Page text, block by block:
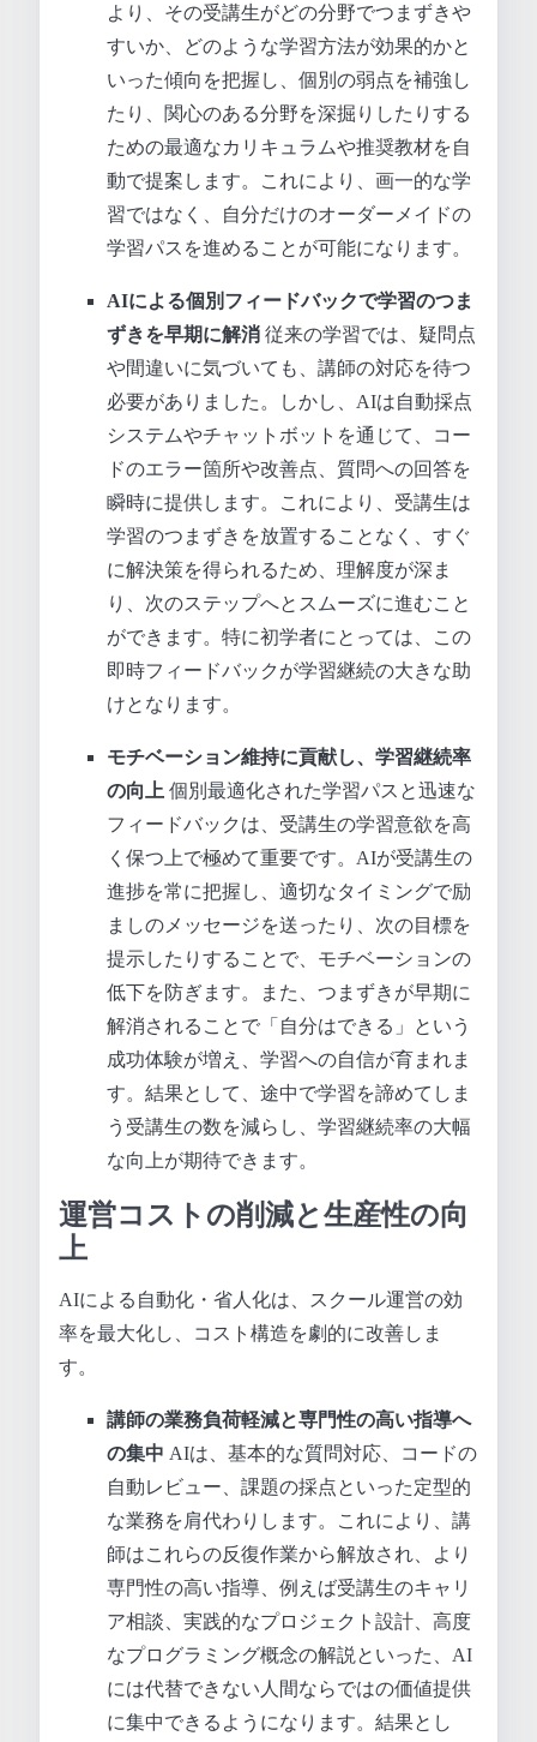
より、その受講生がどの分野でつまずきや
すいか、どのような学習方法が効果的かと
いった傾向を把握し、個別の弱点を補強し
たり、関心のある分野を深掘りしたりする
ための最適なカリキュラムや推奨教材を自
動で提案します。これにより、画一的な学
習ではなく、自分だけのオーダーメイドの
学習パスを進めることが可能になります。
AIによる個別フィードバックで学習のつま
ずきを早期に解消従来の学習では、疑問点
や間違いに気づいても、講師の対応を待つ
必要がありました。しかし、AIは自動採点
システムやチャットボットを通じて、コー
ドのエラー箇所や改善点、質問への回答を
瞬時に提供します。これにより、受講生は
学習のつまずきを放置することなく、すぐ
に解決策を得られるため、理解度が深ま
り、次のステップへとスムーズに進むこと
ができます。特に初学者にとっては、この
即時フィードバックが学習継続の大きな助
けとなります。
モチベーション維持に貢献し、学習継続率
の向上 個別最適化された学習パスと迅速な
フィードバックは、受講生の学習意欲を高
く保つ上で極めて重要です。AIが受講生の
進捗を常に把握し、適切なタイミングで励
ましのメッセージを送ったり、次の目標を
提示したりすることで、モチベーションの
低下を防ぎます。また、つまずきが早期に
解消されることで「自分はできる」という
成功体験が増え、学習への自信が育まれま
す。結果として、途中で学習を諦めてしま
う受講生の数を減らし、学習継続率の大幅
な向上が期待できます。
運営コストの削減と生産性の向
上
AIによる自動化・省人化は、スクール運営の効
率を最大化し、コスト構造を劇的に改善しま
す。
講師の業務負荷軽減と専門性の高い指導へ
の集中 AIは、基本的な質問対応、コードの
自動レビュー、課題の採点といった定型的
な業務を肩代わりします。これにより、講
師はこれらの反復作業から解放され、より
専門性の高い指導、例えば受講生のキャリ
ア相談、実践的なプロジェクト設計、高度
なプログラミング概念の解説といった、AI
には代替できない人間ならではの価値提供
に集中できるようになります。結果とし